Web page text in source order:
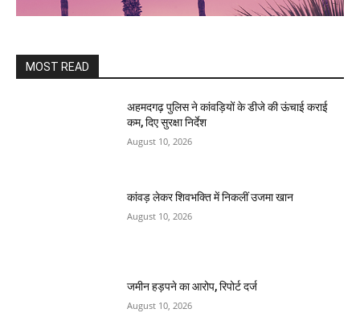
MOST READ
अहमदगढ़ पुलिस ने कांवड़ियों के डीजे की ऊंचाई कराई
कम, दिए सुरक्षा निर्देश
August 10, 2026
कांवड़ लेकर शिवभक्ति में निकलीं उजमा खान
August 10, 2026
जमीन हड़पने का आरोप, रिपोर्ट दर्ज
August 10, 2026